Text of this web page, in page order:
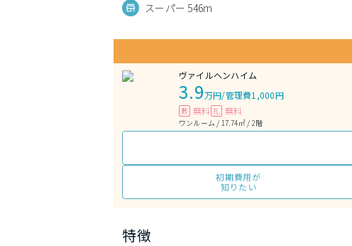
スーパー 546m
ヴァイルヘンハイム
3.9万円/管理費1,000円
敷 無料 礼 無料
ワンルーム / 17.74㎡ / 2階
初期費用が
知りたい
特徴